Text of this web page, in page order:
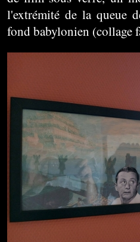
l'extrémité de la queue
fond babylonien (collage